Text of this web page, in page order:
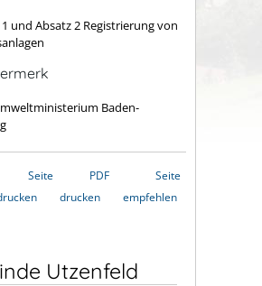
und Absatz 2 Registrierung von
Baden-
Seite
PDF
drucken
Seite
empfehlen
Utzenfeld